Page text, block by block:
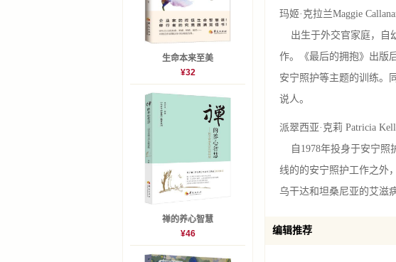
生命本来至美
¥32
禅的养心智慧
¥46
玛姬·克拉兰Maggie
出生于外交官家庭，自
作。《最后的拥抱》出版
安宁照护等主题的训练。
说人。
派翠西亚·克莉 Patricia
自1978年投身于安宁照
线的的安宁照护工作之外
乌干达和坦桑尼亚的艾滋
编辑推荐